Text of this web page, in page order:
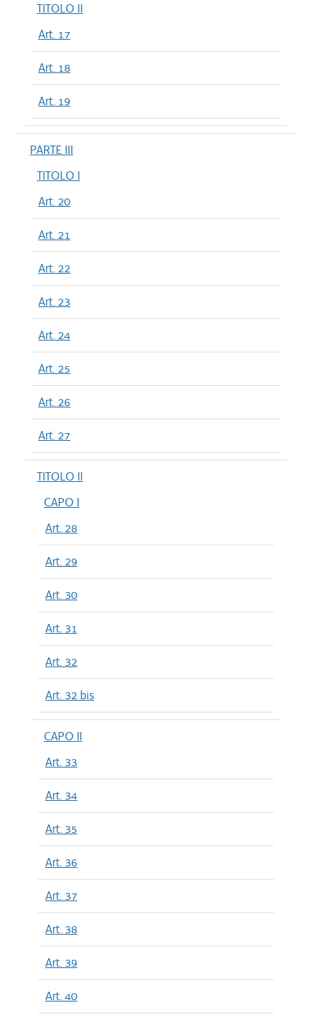
TITOLO II
Art. 17
Art. 18
Art. 19
PARTE III
TITOLO I
Art. 20
Art. 21
Art. 22
Art. 23
Art. 24
Art. 25
Art. 26
Art. 27
TITOLO II
CAPO I
Art. 28
Art. 29
Art. 30
Art. 31
Art. 32
Art. 32 bis
CAPO II
Art. 33
Art. 34
Art. 35
Art. 36
Art. 37
Art. 38
Art. 39
Art. 40